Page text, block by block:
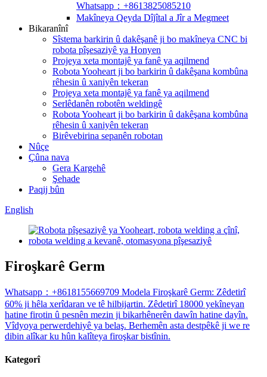
Whatsapp：+8613825085210
Makîneya Qeyda Dîjîtal a Jîr a Megmeet
Bikaranînî
Sîstema barkirin û dakêşanê ji bo makîneya CNC bi
robota pîşesaziyê ya Honyen
Projeya xeta montajê ya fanê ya aqilmend
Robota Yooheart ji bo barkirin û dakêşana kombûna
rêhesin û xaniyên tekeran
Projeya xeta montajê ya fanê ya aqilmend
Serlêdanên robotên weldingê
Robota Yooheart ji bo barkirin û dakêşana kombûna
rêhesin û xaniyên tekeran
Birêvebirina sepanên robotan
Nûçe
Çûna nava
Gera Kargehê
Şehade
Paqij bûn
English
Firoşkarê Germ
Whatsapp：+8618155669709 Modela Firoşkarê Germ: Zêdetirî
60% ji hêla xerîdaran ve tê hilbijartin. Zêdetirî 18000 yekîneyan
hatine firotin û pesnên mezin ji bikarhênerên dawîn hatine dayîn.
Vîdyoya perwerdehiyê ya belaş. Berhemên asta destpêkê ji we re
dibin alîkar ku hûn kalîteya firoşkar bistînin.
Kategorî